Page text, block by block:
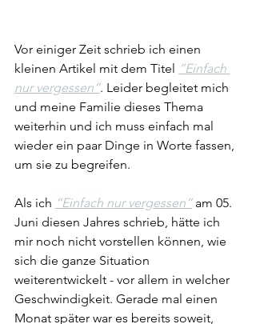
Vor einiger Zeit schrieb ich einen
kleinen Artikel mit dem Titel
“Einfach
nur vergessen”. Leider begleitet mich
und meine Familie dieses Thema
weiterhin und ich muss einfach mal
wieder ein paar Dinge in Worte fassen,
um sie zu begreifen.
Als ich “Einfach nur vergessen” am 05.
Juni diesen Jahres schrieb, hätte ich
mir noch nicht vorstellen können, wie
sich die ganze Situation
weiterentwickelt - vor allem in welcher
Geschwindigkeit. Gerade mal einen
Monat später war es bereits soweit,